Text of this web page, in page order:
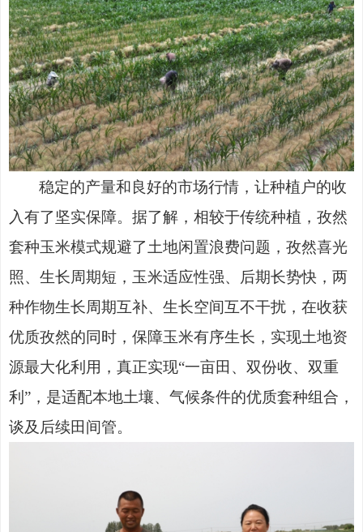
稳定的产量和良好的市场行情，让种植户的收
入有了坚实保障。据了解，相较于传统种植，孜然
套种玉米模式规避了土地闲置浪费问题，孜然喜光
照、生长周期短，玉米适应性强、后期长势快，两
种作物生长周期互补、生长空间互不干扰，在收获
优质孜然的同时，保障玉米有序生长，实现土地资
源最大化利用，真正实现“一亩田、双份收、双重
利”，是适配本地土壤、气候条件的优质套种组合，
谈及后续田间管。